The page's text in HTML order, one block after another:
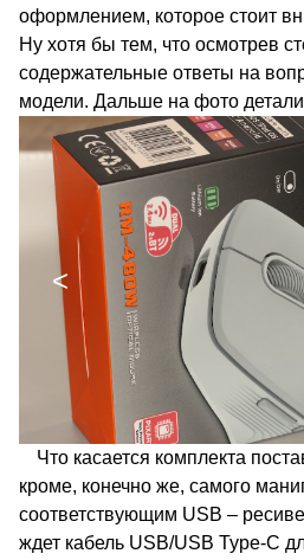
оформлением, которое стоит
Ну хотя бы тем, что осмотрев
содержательные ответы на
модели. Дальше на фото
<
Что касается комплекта
кроме, конечно же, самого
соответствующим USB –
ждет кабель USB/USB Type-C